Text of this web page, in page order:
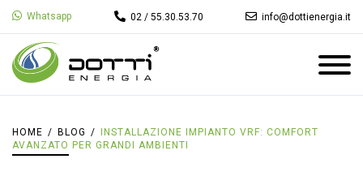
Whatsapp 02 / 55.30.53.70 info@dottienergia.it
HOME / BLOG /
INSTALLAZIONE IMPIANTO VRF: COMFORT
AVANZATO PER GRANDI AMBIENTI